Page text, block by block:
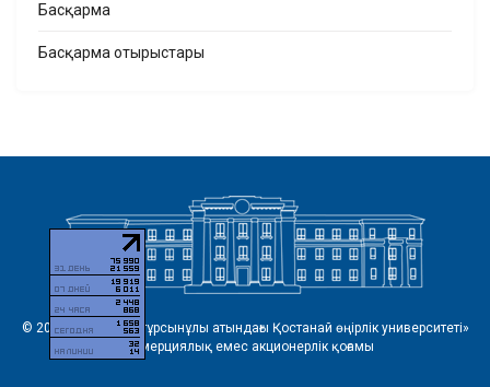
Басқарма
Басқарма отырыстары
© 2026 «Ахмет Байтұрсынұлы атындағы Қостанай өңірлік университеті»
коммерциялық емес акционерлік қоғамы